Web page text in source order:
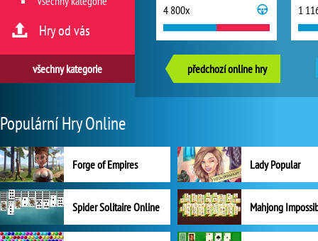
4 800x 1
předchozí online hry
Hry od vás
všechny kategorie
Populární Hry Online
Forge of Empires Lady Popular
Spider Solitaire Online Mahjong